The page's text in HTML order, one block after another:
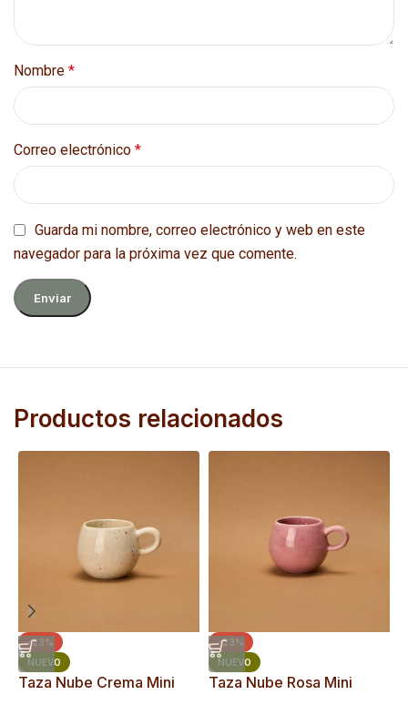
Nombre *
Correo electrónico *
Guarda mi nombre, correo electrónico y web en este
navegador para la próxima vez que comente.
Productos relacionados
-23%
NUEVO
Taza Nube Crema Mini
-23%
NUEVO
Taza Nube Rosa Mini